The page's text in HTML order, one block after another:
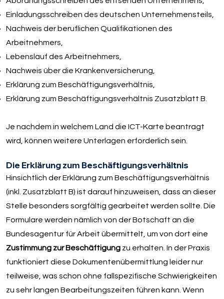
Einladungsschreiben des deutschen Unternehmensteils,
Nachweis der beruflichen Qualifikationen des
Arbeitnehmers,
Lebenslauf des Arbeitnehmers,
Nachweis über die Krankenversicherung,
Erklärung zum Beschäftigungsverhältnis,
Erklärung zum Beschäftigungsverhältnis Zusatzblatt B.
Je nachdem in welchem Land die ICT-Karte beantragt
wird, können weitere Unterlagen erforderlich sein.
Die Erklärung zum Beschäftigungsverhältnis
Hinsichtlich der Erklärung zum Beschäftigungsverhältnis
(inkl. Zusatzblatt B) ist darauf hinzuweisen, dass an dieser
Stelle besonders sorgfältig gearbeitet werden sollte. Die
Formulare werden nämlich von der Botschaft an die
Bundesagentur für Arbeit übermittelt, um von dort eine
Zustimmung zur Beschäftigungzu erhalten. In der Praxis
funktioniert diese Dokumentenübermittlung leider nur
teilweise, was schon ohne fallspezifische Schwierigkeiten
zu sehr langen Bearbeitungszeiten führen kann. Wenn